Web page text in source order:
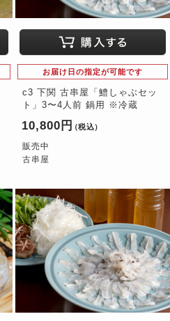
お届け日の指定が可能です
c3 下関 古串屋「鱧しゃぶセッ
ト」3〜4人前 鍋用 ※冷蔵
10,800円 （税込）
販売中
古串屋